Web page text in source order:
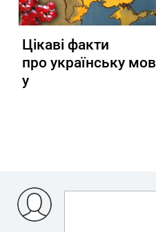
Цікаві факти
про українську мов
у